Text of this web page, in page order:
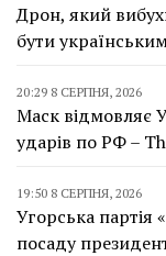
Дрон, який
бути
20:29 8 СЕРПНЯ, 2026
Маск відмовляє
ударів по РФ –
19:50 8 СЕРПНЯ, 2026
Угорська партія
посаду